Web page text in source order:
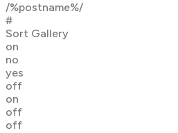
/%postname%/
#
Sort Gallery
on
no
yes
off
on
off
off